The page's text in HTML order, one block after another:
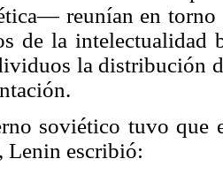
reunían en torno
de la intelectualidad
la distribución
soviético tuvo que
Lenin escribió: